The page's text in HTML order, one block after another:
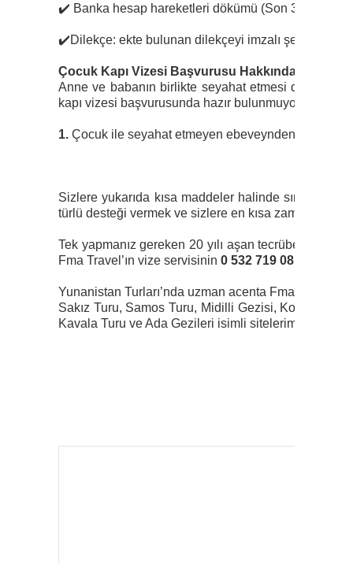
✔️ Banka hesap hareketleri dökümü (Son 3 aya ait
✔️Dilekçe: ekte bulunan dilekçeyi imzalı şekilde
Çocuk Kapı Vizesi Başvurusu Hakkında Önemli
Anne ve babanın birlikte seyahat etmesi
kapı vizesi başvurusunda hazır bulunmuyorsa,
1. Çocuk ile seyahat etmeyen ebeveynden noter
Sizlere yukarıda kısa maddeler halinde
türlü desteği vermek ve sizlere en kısa zamanda en
Tek yapmanız gereken 20 yılı aşan tecrübesi ile
Fma Travel’ın vize servisinin 0 532 719 08 70
Yunanistan Turları’nda uzman acenta Fma
Sakız Turu, Samos Turu, Midilli Gezisi, Kos Turu,
Kavala Turu ve Ada Gezileri isimli sitelerimize göz